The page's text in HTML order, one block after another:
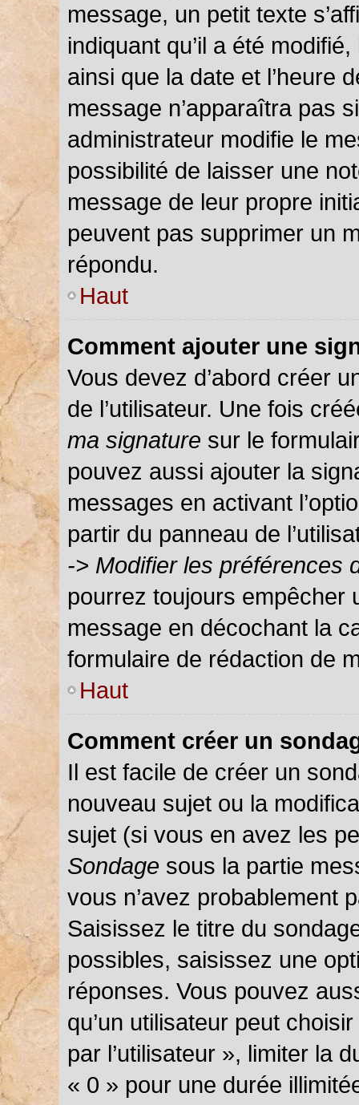
message, un petit texte
indiquant qu’il a été
ainsi que la date et l’heure
message n’apparaîtra pas
administrateur modifie le
possibilité de laisser une
message de leur propre
peuvent pas supprimer un
répondu.
Haut
Comment ajouter une
Vous devez d’abord créer
de l’utilisateur. Une fois
ma signature sur le
pouvez aussi ajouter la
messages en activant
partir du panneau de
-> Modifier les préférences
pourrez toujours empêcher
message en décochant la
formulaire de rédaction de
Haut
Comment créer un
Il est facile de créer un
nouveau sujet ou la
sujet (si vous en avez les
Sondage sous la partie
vous n’avez probablement
Saisissez le titre du
possibles, saisissez une
réponses. Vous pouvez
qu’un utilisateur peut
par l’utilisateur », limiter la
« 0 » pour une durée